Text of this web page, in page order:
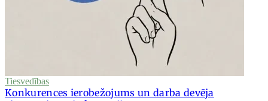
Tiesvedības
Konkurences ierobežojums un darba devēja